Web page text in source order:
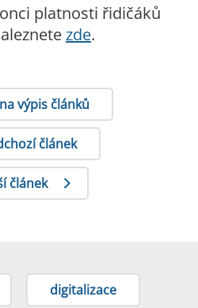
platnosti řidičáků
zde.
výpis článků
článek
článek
digitalizace